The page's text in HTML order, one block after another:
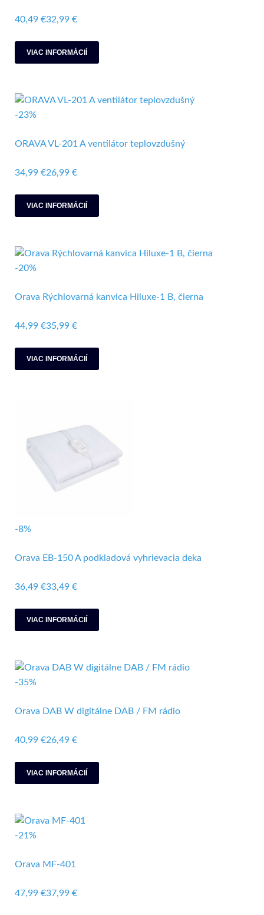
40,49 €32,99 €
VIAC INFORMÁCIÍ
-23%
ORAVA VL-201 A ventilátor teplovzdušný
34,99 €26,99 €
VIAC INFORMÁCIÍ
-20%
Orava Rýchlovarná kanvica Hiluxe-1 B, čierna
44,99 €35,99 €
VIAC INFORMÁCIÍ
-8%
Orava EB-150 A podkladová vyhrievacia deka
36,49 €33,49 €
VIAC INFORMÁCIÍ
-35%
Orava DAB W digitálne DAB / FM rádio
40,99 €26,49 €
VIAC INFORMÁCIÍ
-21%
Orava MF-401
47,99 €37,99 €